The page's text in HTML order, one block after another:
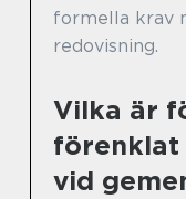
formella krav
redovisning.
Vilka är
förenklat
vid